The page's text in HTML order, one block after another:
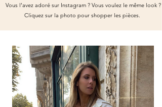
Vous l’avez adoré sur Instagram ? Vous voulez le même look ?
Cliquez sur la photo pour shopper les pièces.